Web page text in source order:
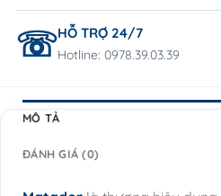
HỖ TRỢ 24/7
Hotline: 0978.39.03.39
MÔ TẢ
ĐÁNH GIÁ (0)